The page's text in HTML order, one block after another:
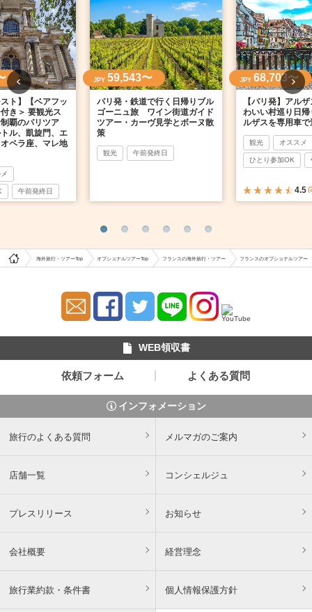
ト】【ベアフッ
き＞ 要観光ス
覇のパリツア
ル、凱旋門、エ
ペラ座、マレ地
午前発終日
JPY 59,543〜
パリ発・鉄道で行く日帰りブル
ゴーニュ旅 ワイン街道ガイド
ツアー・カーヴ見学とボーヌ散
策
観光 午前発終日
JPY 68,703〜
【パリ発】アル
わいい村巡り日
ルザスを専用車
観光 オススメ
ひとり参加OK
4.5
海外旅行・ツアーTop オプショナルツアーTop フランスの海外旅行・ツアー フランスのオプショナルツアー
WEB領収書
依頼フォーム よくある質問
インフォメーション
旅行のよくある質問 メルマガのご案内
店舗一覧 コンシェルジュ
プレスリリース お知らせ
会社概要 経営理念
旅行業約款・条件書 個人情報保護方針